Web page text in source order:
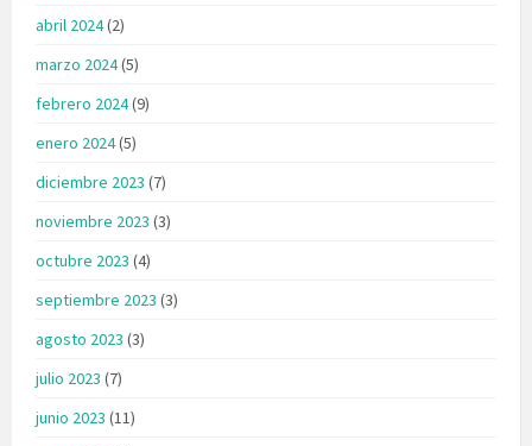
abril 2024(2)
marzo 2024(5)
febrero 2024(9)
enero 2024(5)
diciembre 2023 (7)
noviembre 2023 (3)
octubre 2023 (4)
septiembre 2023 (3)
agosto 2023 (3)
julio 2023 (7)
junio 2023 (11)